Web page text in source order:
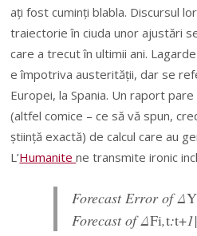
aţi fost cuminţi blabla. Discursul
traiectorie în ciuda unor ajustări
care a trecut în ultimii ani.
e împotriva austerităţii, dar se
Europei, la Spania. Un raport
(altfel comice – ce să vă spun,
ştiinţă exactă) de calcul care au
L’Humanitene transmite ironic
Forecast Error of ΔY
Forecast of ΔFi,t:t+